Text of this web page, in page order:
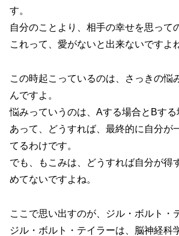
す。
自分のことより、相手の幸せを思って
これって、愛がないと出来ないですよ
この時起こっているのは、さっきの悩
んですよ。
悩みっていうのは、Aする場合とBす
あって、どうすれば、最終的に自分が
てるわけです。
でも、もこみは、どうすれば自分が得
めてないですよね。
ここで思い出すのが、ジル・ボルト・
ジル・ボルト・テイラーは、脳神経科